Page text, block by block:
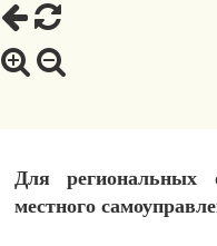
Для региональных
местного